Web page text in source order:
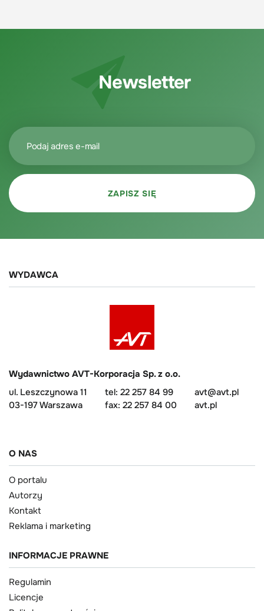
Newsletter
WYDAWCA
Wydawnictwo AVT-Korporacja Sp. z o.o.
ul. Leszczynowa 11
03-197 Warszawa
tel: 22 257 84 99
fax: 22 257 84 00
avt@avt.pl
avt.pl
O NAS
O portalu
Autorzy
Kontakt
Reklama i marketing
INFORMACJE PRAWNE
Regulamin
Licencje